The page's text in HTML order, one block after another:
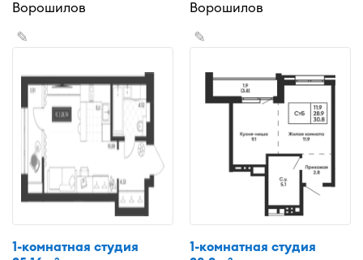
Ворошилов
Ворошилов
✎
1-комнатная студия
✎
1-комнатная студия